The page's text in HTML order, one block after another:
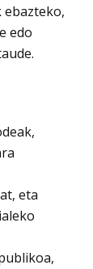
edo
eta